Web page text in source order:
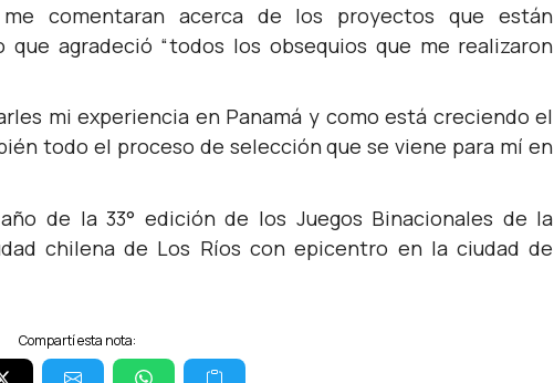
comentaran acerca de los proyectos que están
que agradeció “todos los obsequios que me realizaron
mi experiencia en Panamá y como está creciendo el
todo el proceso de selección que se viene para mí en
de la 33° edición de los Juegos Binacionales de la
chilena de Los Ríos con epicentro en la ciudad de
Compartí esta nota: